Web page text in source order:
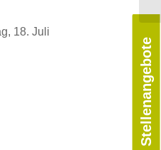
Stellenangebote
18. Juli